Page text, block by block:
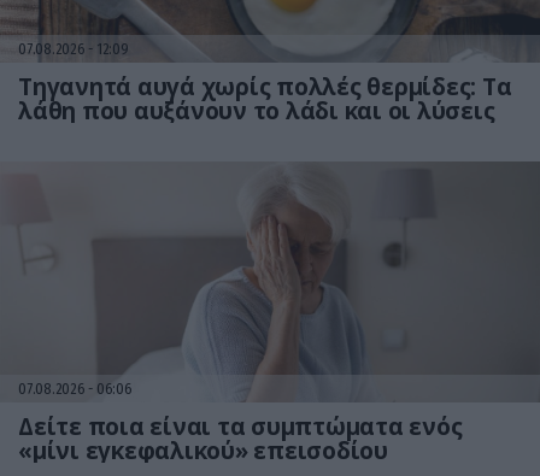
07.08.2026 12:09
Τηγανητά αυγά χωρίς πολλές θερμίδες: Τα
λάθη που αυξάνουν το λάδι και οι λύσεις
07.08.2026 06:06
Δείτε ποια είναι τα συμπτώματα ενός
«μίνι εγκεφαλικού» επεισοδίου